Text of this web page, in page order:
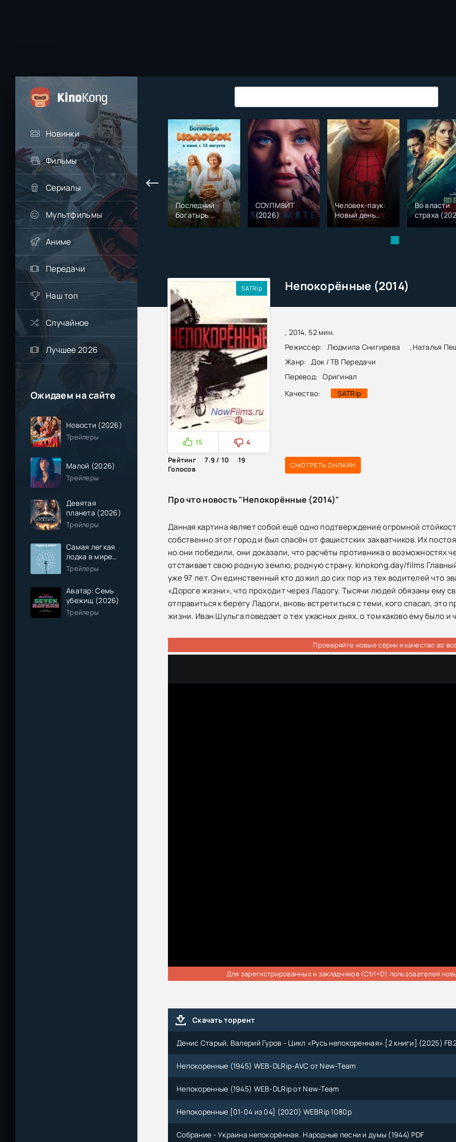
Новинки
Фильмы
Сериалы
Мультфильмы
Аниме
Передачи
Наш топ
Случайное
Лучшее 2026
Ожидаем на сайте
Новости (2026)
Трейлеры
Малой (2026)
Трейлеры
Девятая
планета (2026)
Трейлеры
Самая легкая
лодка в мире
(2026)
Трейлеры
Аватар: Семь
убежищ (2026)
Трейлеры
Последний
богатырь.
Колобок (2026)
СОУЛМ8ЙТ
(2026)
Человек-паук:
Новый день
(2026)
Во власти
страха
Непокорённые (2014)
, 2014, 52 мин.
Режиссер:
Людмила Снигирева , Наталья
Жанр:
Док / ТВ Передачи
Перевод: Оригинал
Качество:
SATRip
SATRip
15
4
Рейтинг
7.9 / 10
19
Голосов
СМОТРЕТЬ ОНЛАЙН
Про что новость "Непокорённые (2014)"
Данная картина являет собой ещё одно подтверждение огромной
собственно этот город и был спасён от фашистских захватчиков. Их
но они победили, они доказали, что расчёты противника о возможностях
отстаивает свою родную землю, родную страну. kinokong.day/films
уже 97 лет. Он единственный кто дожил до сих пор из тех водителей что
«Дороге жизни», что проходит через Ладогу. Тысячи людей обязаны ему
отправиться к берегу Ладоги, вновь встретиться с теми, кого спасал, это
жизни. Иван Шульга поведает о тех ужасных днях, о том каково ему было и
Проверяйте новые серии и качество во
Для зарегистрированных и закладчиков (Ctrl+D) пользователей
Скачать торрент
Денис Старый, Валерий Гуров - Цикл «Русь непокоренная» [2 книги] (2025)
Непокоренные (1945) WEB-DLRip-AVC от New-Team
Непокоренные (1945) WEB-DLRip от New-Team
Непокоренные [01-04 из 04] (2020) WEBRip 1080p
Собрание - Украина непокорённая. Народные песни и думы (1944) PDF